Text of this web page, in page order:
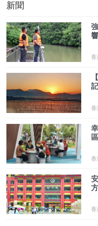
新聞
強
香
香
香
香